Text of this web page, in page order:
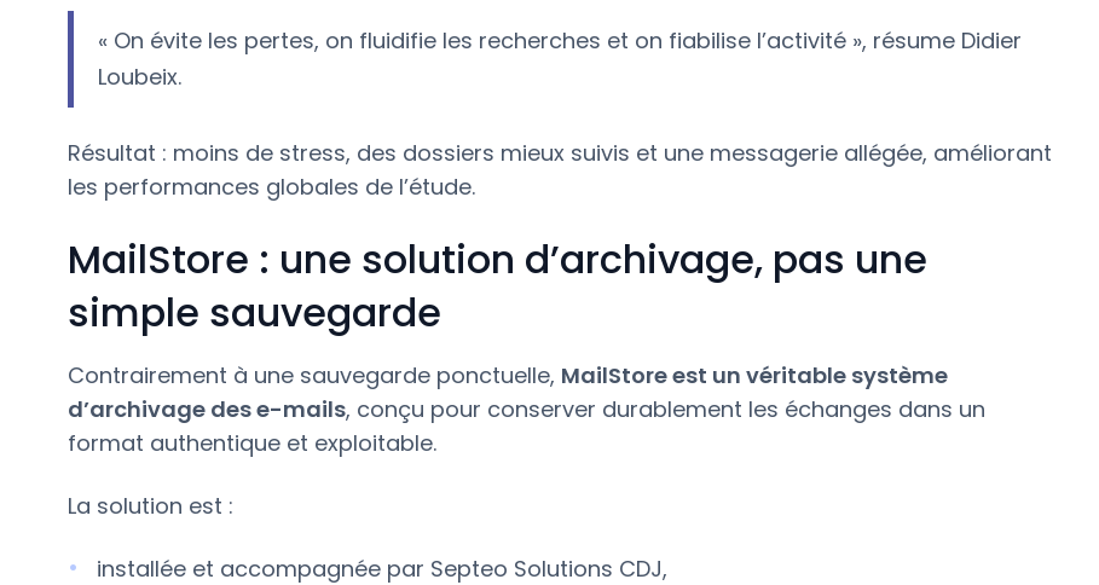
« On évite les pertes, on fluidifie les recherches et on fiabilise l’activité », résume Didier
Loubeix.
Résultat : moins de stress, des dossiers mieux suivis et une messagerie allégée, améliorant
les performances globales de l’étude.
MailStore : une solution d’archivage, pas une
simple sauvegarde
Contrairement à une sauvegarde ponctuelle, MailStore est un véritable système
d’archivage des e-mails, conçu pour conserver durablement les échanges dans un
format authentique et exploitable.
La solution est :
installée et accompagnée par Septeo Solutions CDJ,